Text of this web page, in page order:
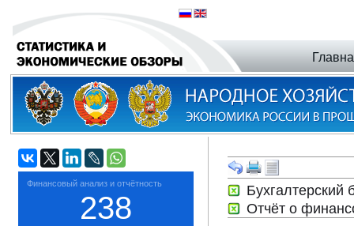
Финансовый анализ и отчётность
238
Отчёт о